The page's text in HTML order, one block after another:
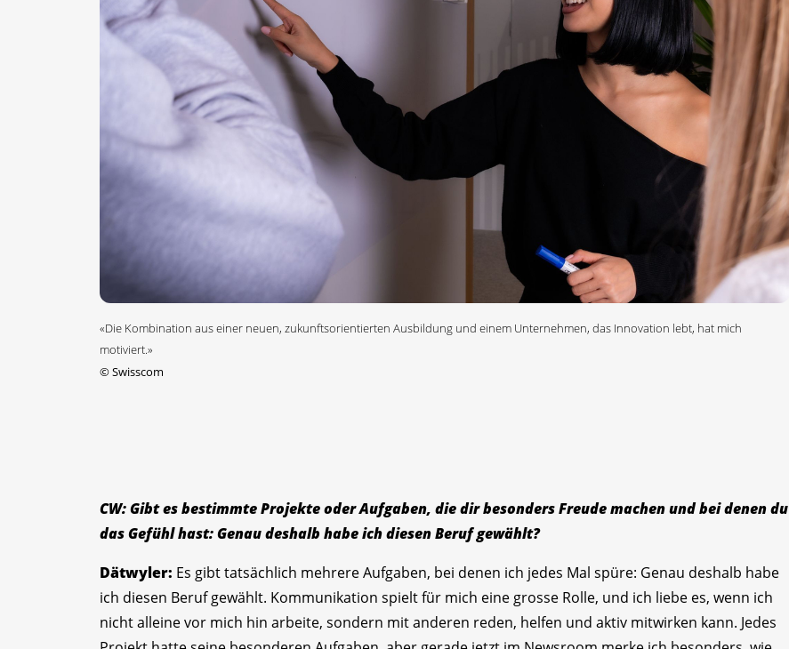
«Die Kombination aus einer neuen, zukunftsorientierten Ausbildung und einem Unternehmen, das Innovation lebt, hat mich
motiviert.»
©Swisscom
CW: Gibt es bestimmte Projekte oder Aufgaben, die dir besonders Freude machen und bei denen du
das Gefühl hast: Genau deshalb habe ich diesen Beruf gewählt?
Dätwyler: Es gibt tatsächlich mehrere Aufgaben, bei denen ich jedes Mal spüre: Genau deshalb habe
ich diesen Beruf gewählt. Kommunikation spielt für mich eine grosse Rolle, und ich liebe es, wenn ich
nicht alleine vor mich hin arbeite, sondern mit anderen reden, helfen und aktiv mitwirken kann. Jedes